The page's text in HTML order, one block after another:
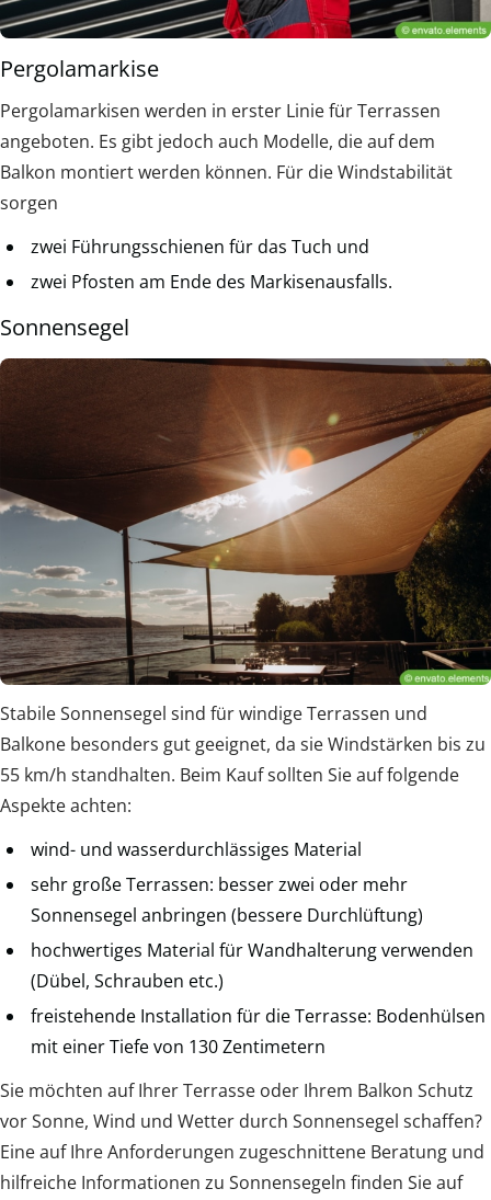
Pergolamarkise
Pergolamarkisen werden in erster Linie für Terrassen
angeboten. Es gibt jedoch auch Modelle, die auf dem
Balkon montiert werden können. Für die Windstabilität
sorgen
zwei Führungsschienen für das Tuch und
zwei Pfosten am Ende des Markisenausfalls.
Sonnensegel
Stabile Sonnensegel sind für windige Terrassen und
Balkone besonders gut geeignet, da sie Windstärken bis zu
55 km/h standhalten. Beim Kauf sollten Sie auf folgende
Aspekte achten:
wind- und wasserdurchlässiges Material
sehr große Terrassen: besser zwei oder mehr
Sonnensegel anbringen (bessere Durchlüftung)
hochwertiges Material für Wandhalterung verwenden
(Dübel, Schrauben etc.)
freistehende Installation für die Terrasse: Bodenhülsen
mit einer Tiefe von 130 Zentimetern
Sie möchten auf Ihrer Terrasse oder Ihrem Balkon Schutz
vor Sonne, Wind und Wetter durch Sonnensegel schaffen?
Eine auf Ihre Anforderungen zugeschnittene Beratung und
hilfreiche Informationen zu Sonnensegeln finden Sie auf